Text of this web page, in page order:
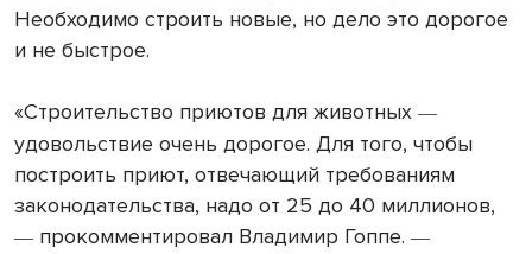
Необходимо строить новые, но дело это дорогое
и не быстрое.
«Строительство приютов для животных —
удовольствие очень дорогое. Для того, чтобы
построить приют, отвечающий требованиям
законодательства, надо от 25 до 40 миллионов,
— прокомментировал Владимир Гоппе. —